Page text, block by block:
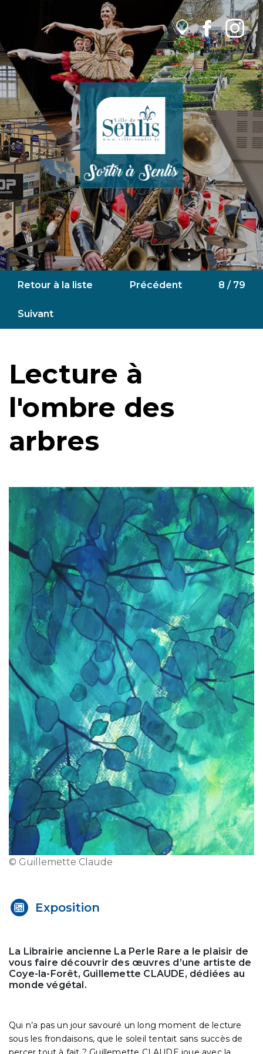
Retour à la liste Précédent 8 / 79
Suivant
Lecture à
l'ombre des
arbres
© Guillemette Claude
Exposition
La Librairie ancienne La Perle Rare a le plaisir de
vous faire découvrir des œuvres d’une artiste de
Coye-la-Forêt, Guillemette CLAUDE, dédiées au
monde végétal.
Qui n’a pas un jour savouré un long moment de lecture
sous les frondaisons, que le soleil tentait sans succès de